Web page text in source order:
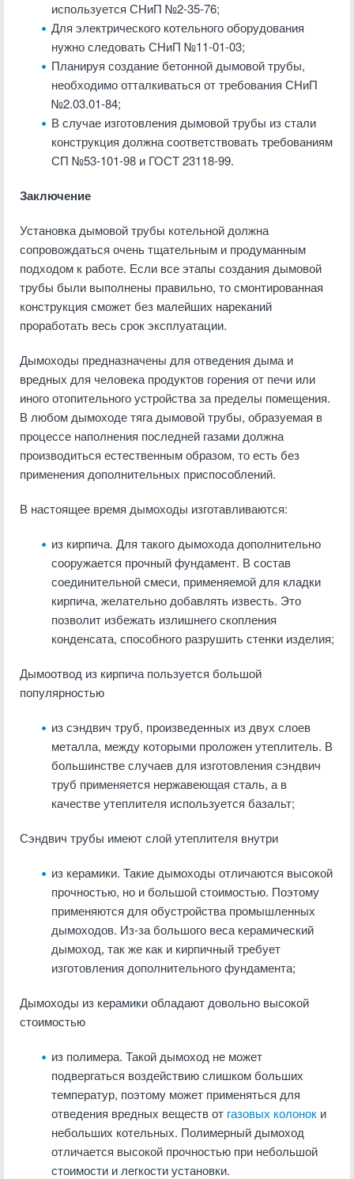
используется СНиП №2-35-76;
Для электрического котельного оборудования
нужно следовать СНиП №11-01-03;
Планируя создание бетонной дымовой трубы,
необходимо отталкиваться от требования СНиП
№2.03.01-84;
В случае изготовления дымовой трубы из стали
конструкция должна соответствовать требованиям
СП №53-101-98 и ГОСТ 23118-99.
Заключение
Установка дымовой трубы котельной должна
сопровождаться очень тщательным и продуманным
подходом к работе. Если все этапы создания дымовой
трубы были выполнены правильно, то смонтированная
конструкция сможет без малейших нареканий
проработать весь срок эксплуатации.
Дымоходы предназначены для отведения дыма и
вредных для человека продуктов горения от печи или
иного отопительного устройства за пределы помещения.
В любом дымоходе тяга дымовой трубы, образуемая в
процессе наполнения последней газами должна
производиться естественным образом, то есть без
применения дополнительных приспособлений.
В настоящее время дымоходы изготавливаются:
из кирпича. Для такого дымохода дополнительно
сооружается прочный фундамент. В состав
соединительной смеси, применяемой для кладки
кирпича, желательно добавлять известь. Это
позволит избежать излишнего скопления
конденсата, способного разрушить стенки изделия;
Дымоотвод из кирпича пользуется большой
популярностью
из сэндвич труб, произведенных из двух слоев
металла, между которыми проложен утеплитель. В
большинстве случаев для изготовления сэндвич
труб применяется нержавеющая сталь, а в
качестве утеплителя используется базальт;
Сэндвич трубы имеют слой утеплителя внутри
из керамики. Такие дымоходы отличаются высокой
прочностью, но и большой стоимостью. Поэтому
применяются для обустройства промышленных
дымоходов. Из-за большого веса керамический
дымоход, так же как и кирпичный требует
изготовления дополнительного фундамента;
Дымоходы из керамики обладают довольно высокой
стоимостью
из полимера. Такой дымоход не может
подвергаться воздействию слишком больших
температур, поэтому может применяться для
отведения вредных веществ от газовых колонок и
небольших котельных. Полимерный дымоход
отличается высокой прочностью при небольшой
стоимости и легкости установки.